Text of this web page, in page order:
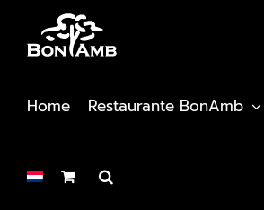
contenido
Home Restaurante BonAmb